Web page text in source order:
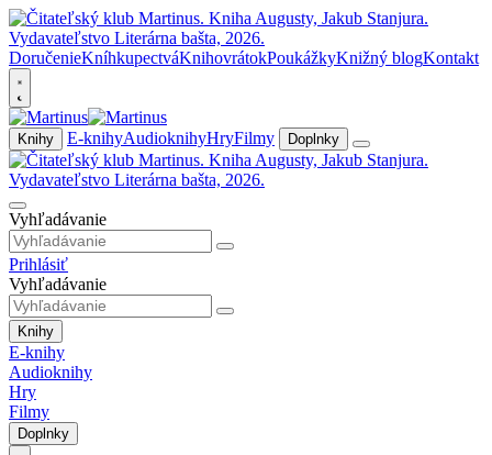
DoručenieKníhkupectváKnihovrátokPoukážkyKnižný blogKontakt
Knihy E-knihyAudioknihyHryFilmy Doplnky
Vyhľadávanie
Prihlásiť
Vyhľadávanie
Knihy
E-knihy
Audioknihy
Hry
Filmy
Doplnky